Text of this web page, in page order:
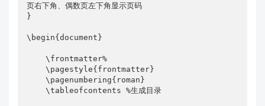
运行后显示的效果
希望实现的效果
页右下角、偶数页左下角显示页码
}
\begin{document}
    \frontmatter%
    \pagestyle{frontmatter}
    \pagenumbering{roman}
    \tableofcontents %生成目录